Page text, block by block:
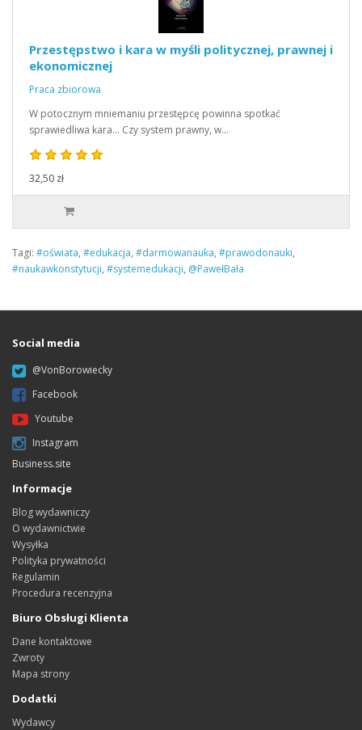
Przestępstwo i kara w myśli politycznej, prawnej i
ekonomicznej
Praca zbiorowa
W potocznym mniemaniu przestępcę powinna spotkać
sprawiedliwa kara... Czy system prawny, w…
32,50 zł
Tagi: #oświata, #edukacja, #darmowanauka, #prawodonauki,
#naukawkonstytucji, #systemedukacji, @PawełBała
Social media
@VonBorowiecky
Facebook
Youtube
Instagram
Business.site
Informacje
Blog wydawniczy
O wydawnictwie
Wysyłka
Polityka prywatności
Regulamin
Procedura recenzyjna
Biuro Obsługi Klienta
Dane kontaktowe
Zwroty
Mapa strony
Dodatki
Wydawcy